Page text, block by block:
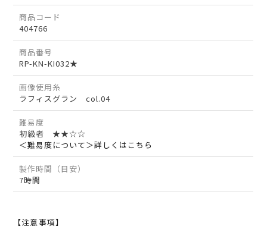
商品コード
404766
商品番号
RP-KN-KI032★
画像使用糸
ラフィスグラン col.04
難易度
初級者 ★★☆☆
＜難易度について＞詳しくはこちら
製作時間（目安）
7時間
【注意事項】